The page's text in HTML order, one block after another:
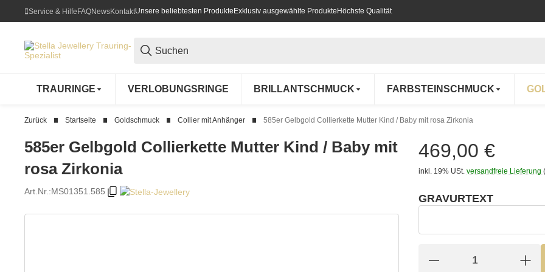
Service & HilfeFAQNewsKontaktUnsere beliebtesten Produkte Exklusiv ausgewählte Produkte Höchste Qualität
TRAURINGE VERLOBUNGSRINGE BRILLANTSCHMUCK FARBSTEINSCHMUCK
Zurück Startseite Goldschmuck Collier mit Anhänger 585er Gelbgold Collierkette Mutter Kind / Baby mit rosa Zirkonia
585er Gelbgold Collierkette Mutter Kind / Baby mit
rosa Zirkonia
Art.Nr.:MS01351.585
469,00 €
inkl. 19% USt. versandfreie Lieferung
GRAVURTEXT